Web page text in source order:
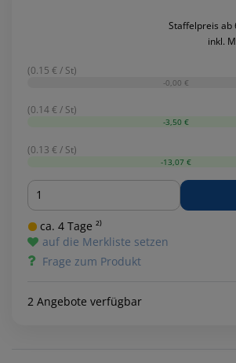
Staffelpreis ab
inkl.
(0.15 € / St)
-0,00 €
(0.14 € / St)
-3,50 €
(0.13 € / St)
-13,07 €
Menge
ca. 4 Tage ²⁾
auf die Merkliste setzen
Frage zum Produkt
2 Angebote verfügbar